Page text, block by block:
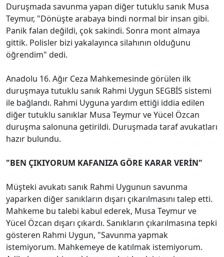
Duruşmada savunma yapan diğer tutuklu sanık Musa
Teymur, "Dönüşte arabaya bindi normal bir insan gibi.
Panik falan değildi, çok sakindi. Sonra mont almaya
gittik. Polisler bizi yakalayınca silahının olduğunu
öğrendim" dedi.
Anadolu 16. Ağır Ceza Mahkemesinde görülen ilk
duruşmaya tutuklu sanık Rahmi Uygun SEGBİS sistemi
ile bağlandı. Rahmi Uyguna yardım ettiği iddia edilen
diğer tutuklu sanıklar Musa Teymur ve Yücel Özcan
duruşma salonuna getirildi. Duruşmada taraf avukatları
hazır bulundu.
"BEN ÇIKIYORUM KAFANIZA GÖRE KARAR VERİN"
Müşteki avukatı sanık Rahmi Uygunun savunma
yaparken diğer sanıkların dışarı çıkarılmasını talep etti.
Mahkeme bu talebi kabul ederek, Musa Teymur ve
Yücel Özcan dışarı çıkardı. Sanıkların çıkarılmasına tepki
gösteren Rahmi Uygun, "Savunma yapmak
istemiyorum. Mahkemeye de katılmak istemiyorum.